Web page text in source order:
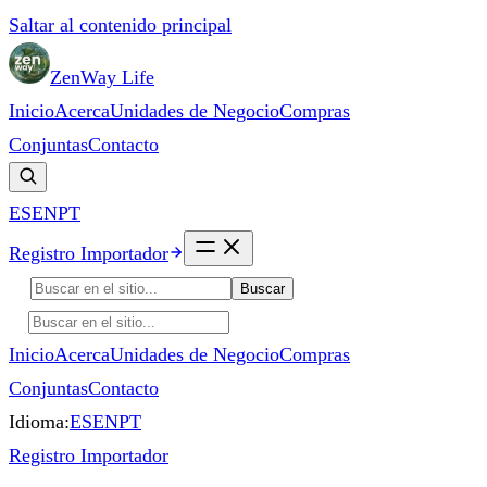
Saltar al contenido principal
ZenWay Life
InicioAcercaUnidades de NegocioCompras
ConjuntasContacto
ESENPT
Registro Importador
Buscar
InicioAcercaUnidades de NegocioCompras
ConjuntasContacto
Idioma:ESENPT
Registro Importador